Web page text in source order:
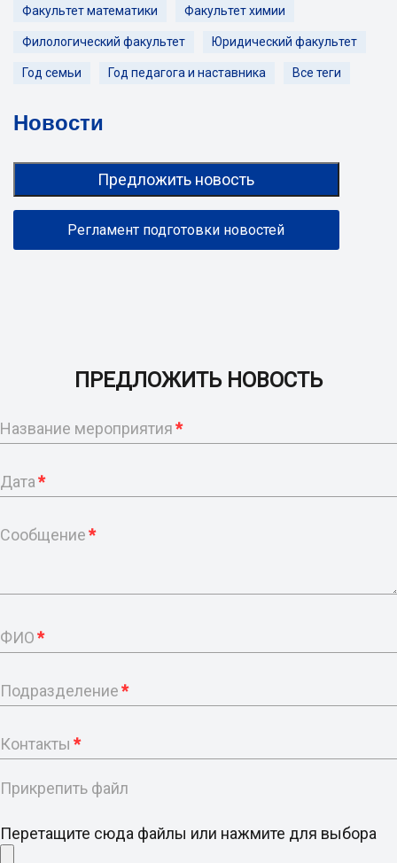
Факультет математики Факультет химии
Филологический факультет Юридический факультет
Год семьи Год педагога и наставника Все теги
Новости
Предложить новость
Регламент подготовки новостей
ПРЕДЛОЖИТЬ НОВОСТЬ
Название мероприятия*
Дата*
Сообщение*
ФИО*
Подразделение*
Контакты *
Прикрепить файл
Перетащите сюда файлы или нажмите для выбора